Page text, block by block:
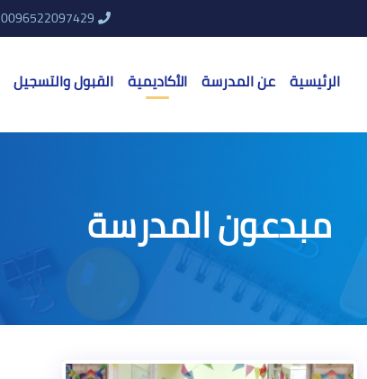
0096522097429
الرئيسية عن المدرسة الأكاديمية القبول والتسجيل
مبدعون المدرسة